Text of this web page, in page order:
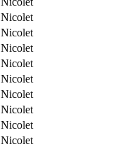
Nicolet
Nicolet
Nicolet
Nicolet
Nicolet
Nicolet
Nicolet
Nicolet
Nicolet